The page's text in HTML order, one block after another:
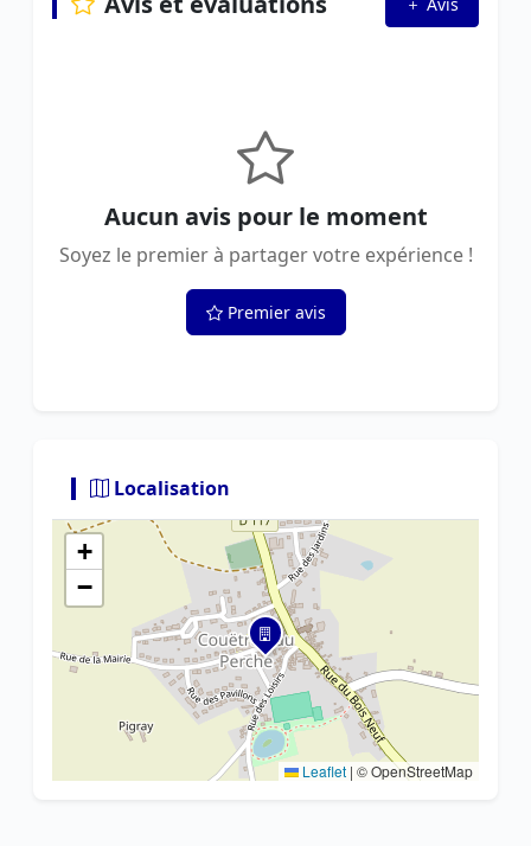
Aucun avis pour le moment
Soyez le premier à partager votre expérience !
Premier avis
Localisation
+
−
Leaflet | © OpenStreetMap